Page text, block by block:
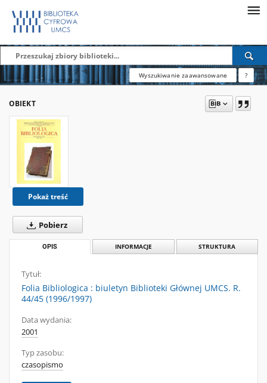
Wyszukiwanie zaawansowane ?
OBIEKT
Pokaż treść
Pobierz
OPIS INFORMACJE STRUKTURA
Tytuł:
Folia Bibliologica : biuletyn Biblioteki Głównej UMCS. R.
44/45 (1996/1997)
Data wydania:
2001
Typ zasobu:
czasopismo